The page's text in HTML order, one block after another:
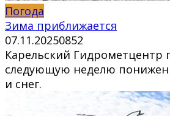
Погода
Зима приближается
07.11.20250852
Карельский Гидрометцентр
следующую неделю
и снег.